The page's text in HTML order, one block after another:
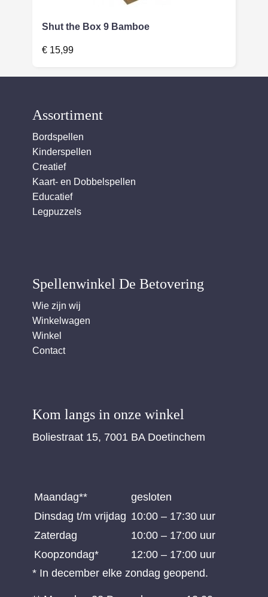
Shut the Box 9 Bamboe
€ 15,99
Assortiment
Bordspellen
Kinderspellen
Creatief
Kaart- en Dobbelspellen
Educatief
Legpuzzels
Spellenwinkel De Betover​ing
Wie zijn wij
Winkelwagen
Winkel
Contact
Kom langs in onze winkel
Boliestraat 15, 7001 BA Doetinchem
Maandag**
gesloten
Dinsdag t/m vrijdag 10:00 – 17:30 uur
Zaterdag
10:00 – 17:00 uur
Koopzondag*
12:00 – 17:00 uur
* In december elke zondag geopend.